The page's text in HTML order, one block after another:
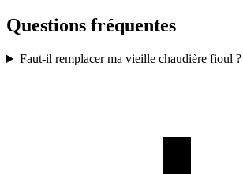
Questions fréquentes
Faut-il remplacer ma vieille chaudière fioul ?